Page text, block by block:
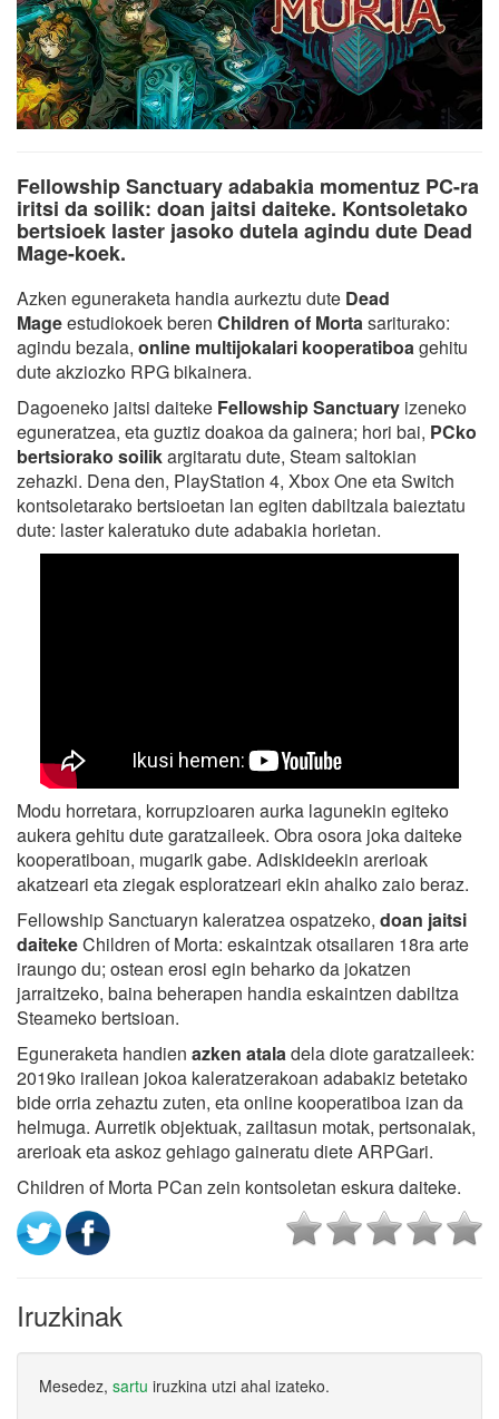
Fellowship Sanctuary adabakia momentuz PC-ra
iritsi da soilik: doan jaitsi daiteke. Kontsoletako
bertsioek laster jasoko dutela agindu dute Dead
Mage-koek.
Azken eguneraketa handia aurkeztu dute Dead
Mageestudiokoek beren Children of Mortasariturako:
agindu bezala, online multijokalari kooperatiboagehitu
dute akziozko RPG bikainera.
Dagoeneko jaitsi daiteke Fellowship Sanctuary izeneko
eguneratzea, eta guztiz doakoa da gainera; hori bai, PCko
bertsiorako soilikargitaratu dute, Steam saltokian
zehazki. Dena den, PlayStation 4, Xbox One eta Switch
kontsoletarako bertsioetan lan egiten dabiltzala baieztatu
dute: laster kaleratuko dute adabakia horietan.
Modu horretara, korrupzioaren aurka lagunekin egiteko
aukera gehitu dute garatzaileek. Obra osora joka daiteke
kooperatiboan, mugarik gabe. Adiskideekin arerioak
akatzeari eta ziegak esploratzeari ekin ahalko zaio beraz.
Fellowship Sanctuaryn kaleratzea ospatzeko, doan jaitsi
daitekeChildren of Morta: eskaintzak otsailaren 18ra arte
iraungo du; ostean erosi egin beharko da jokatzen
jarraitzeko, baina beherapen handia eskaintzen dabiltza
Steameko bertsioan.
Eguneraketa handien azken atala dela diote garatzaileek:
2019ko irailean jokoa kaleratzerakoan adabakiz betetako
bide orria zehaztu zuten, eta online kooperatiboa izan da
helmuga. Aurretik objektuak, zailtasun motak, pertsonaiak,
arerioak eta askoz gehiago gaineratu diete ARPGari.
Children of Morta PCan zein kontsoletan eskura daiteke.
Iruzkinak
Mesedez, sartu iruzkina utzi ahal izateko.